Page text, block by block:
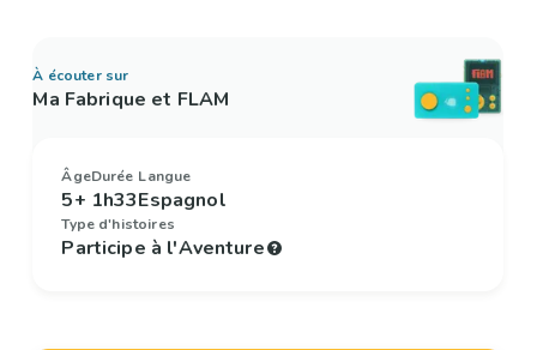
À écouter sur
Ma Fabrique et FLAM
Âge
5+
Durée
1h33
Langue
Espagnol
Type d'histoires
Participe à l'Aventure